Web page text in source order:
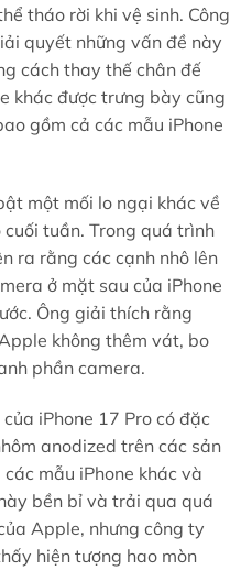
tháo rời khi vệ sinh. Công
quyết những vấn đề này
cách thay thế chân đế
khác được trưng bày cũng
gồm cả các mẫu iPhone
một mối lo ngại khác về
tuần. Trong quá trình
ra rằng các cạnh nhô lên
ở mặt sau của iPhone
Ông giải thích rằng
không thêm vát, bo
phần camera.
iPhone 17 Pro có đặc
anodized trên các sản
mẫu iPhone khác và
bền bỉ và trải qua quá
Apple, nhưng công ty
hiện tượng hao mòn